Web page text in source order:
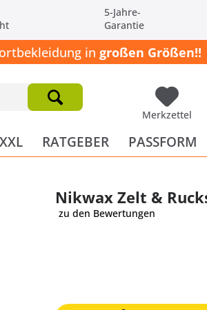
5-Jahre-
Garantie
in großen Größen!!
Merkzettel
RATGEBER PASSFORM
Nikwax Zelt &
zu den Bewertungen